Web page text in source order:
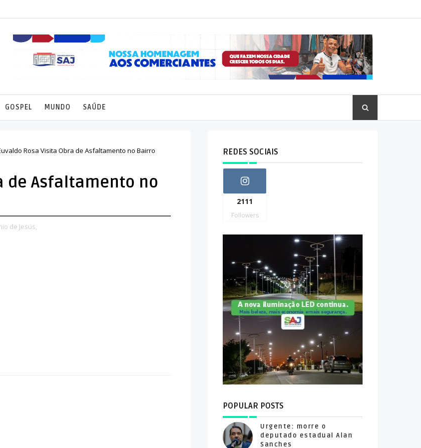
GOSPEL MUNDO SAÚDE
Rosa Visita Obra de Asfaltamento no Bairro
de Asfaltamento no
de Jesus,
REDES SOCIAIS
2111
Followers
POPULAR POSTS
Urgente: morre o
deputado estadual Alan
Sanches